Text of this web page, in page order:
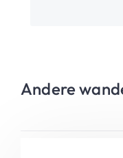
Andere